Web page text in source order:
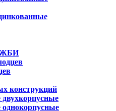
ЖБИ
конструкций